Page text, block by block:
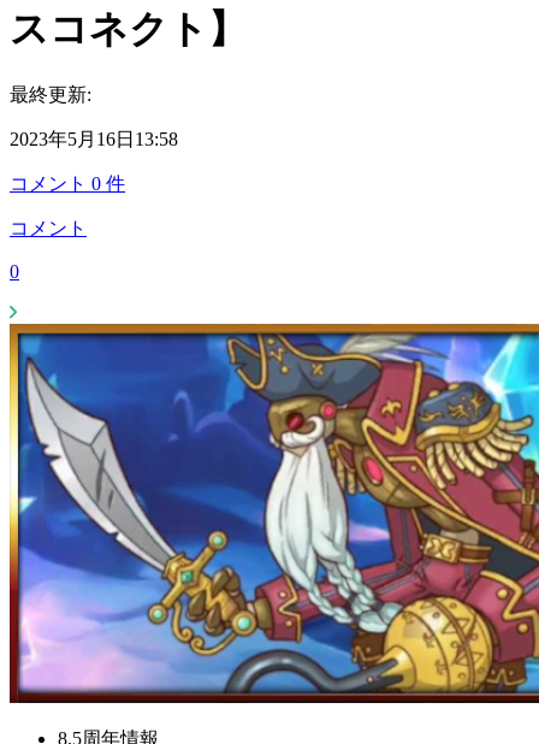
スコネクト】
最終更新:
2023年5月16日13:58
コメント 0 件
コメント
0
8.5周年情報